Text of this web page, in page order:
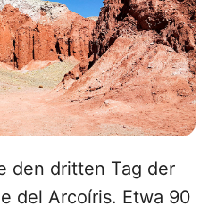
den dritten Tag der
del Arcoíris. Etwa 90